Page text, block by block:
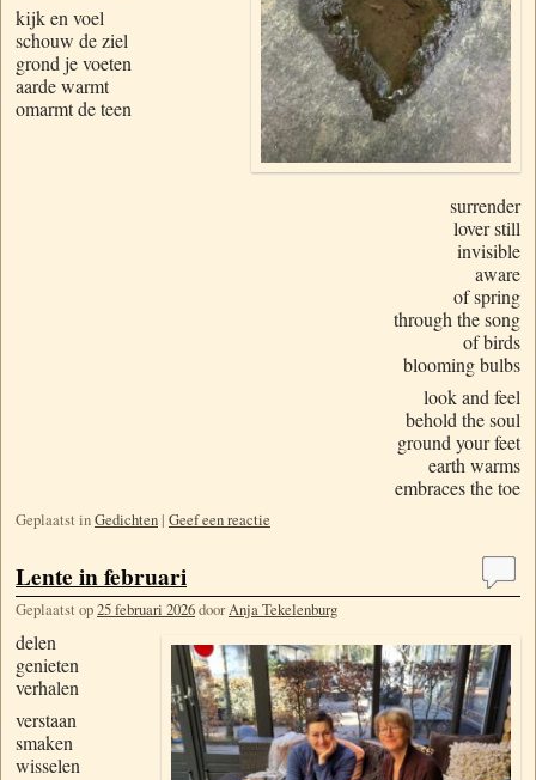
kijk en voel
schouw de ziel
grond je voeten
aarde warmt
omarmt de teen
surrender
lover still
invisible
aware
of spring
through the song
of birds
blooming bulbs
look and feel
behold the soul
ground your feet
earth warms
embraces the toe
Geplaatst inGedichten | Geef een reactie
Lente in februari
Geplaatst op25 februari 2026doorAnja Tekelenburg
delen
genieten
verhalen
verstaan
smaken
wisselen